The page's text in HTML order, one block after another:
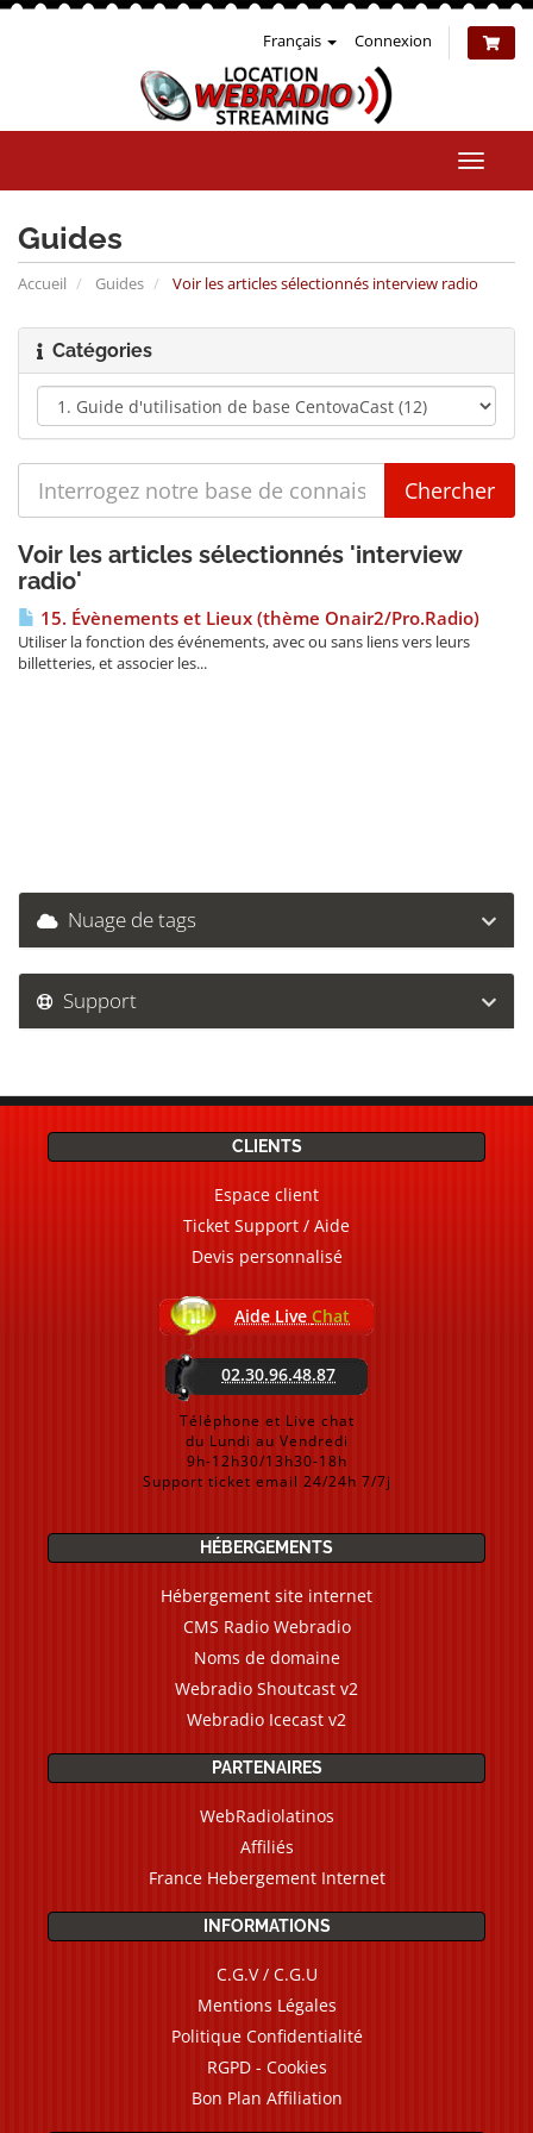
Français Connexion
la
Guides
Accueil Guides Voir les articles sélectionnés interview radio
Catégories
Voir les articles sélectionnés 'interview
radio'
15. Évènements et Lieux (thème Onair2/Pro.Radio)
Utiliser la fonction des événements, avec ou sans liens vers leurs
billetteries, et associer les...
Nuage de tags
Support
CLIENTS
Espace client
Ticket Support / Aide
Devis personnalisé
Aide Live Chat
02.30.96.48.87
Téléphone et Live chat
du Lundi au Vendredi
9h-12h30/13h30-18h
Support ticket email 24/24h 7/7j
HÉBERGEMENTS
Hébergement site internet
CMS Radio Webradio
Noms de domaine
Webradio Shoutcast v2
Webradio Icecast v2
PARTENAIRES
WebRadiolatinos
Affiliés
France Hebergement Internet
INFORMATIONS
C.G.V / C.G.U
Mentions Légales
Politique Confidentialité
RGPD - Cookies
Bon Plan Affiliation